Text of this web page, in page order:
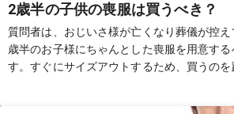
2歳半の子供の喪服は買うべき？
質問者は、おじいさ様が亡くなり葬儀が控
歳半のお子様にちゃんとした喪服を用意す
す。すぐにサイズアウトするため、買うのを